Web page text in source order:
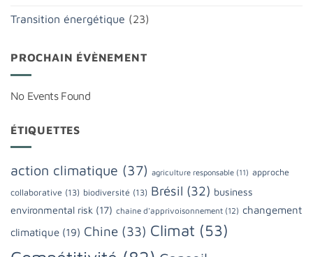
Transition énergétique (23)
PROCHAIN ÉVÈNEMENT
No Events Found
ÉTIQUETTES
action climatique (37) agriculture responsable (11) approche
collaborative (13) biodiversité (13) Brésil (32) business
environmental risk (17) chaine d'apprivoisonnement (12) changement
climatique (19) Chine (33) Climat (53)